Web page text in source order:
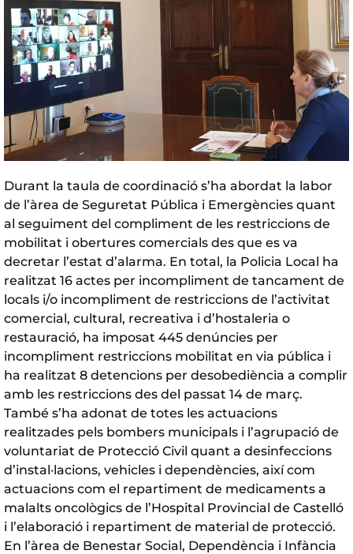
Durant la taula de coordinació s’ha abordat la labor
de l’àrea de Seguretat Pública i Emergències quant
al seguiment del compliment de les restriccions de
mobilitat i obertures comercials des que es va
decretar l’estat d’alarma. En total, la Policia Local ha
realitzat 16 actes per incompliment de tancament de
locals i/o incompliment de restriccions de l’activitat
comercial, cultural, recreativa i d’hostaleria o
restauració, ha imposat 445 denúncies per
incompliment restriccions mobilitat en via pública i
ha realitzat 8 detencions per desobediència a complir
amb les restriccions des del passat 14 de març.
També s’ha adonat de totes les actuacions
realitzades pels bombers municipals i l’agrupació de
voluntariat de Protecció Civil quant a desinfeccions
d’instal·lacions, vehicles i dependències, així com
actuacions com el repartiment de medicaments a
malalts oncològics de l’Hospital Provincial de Castelló
i l’elaboració i repartiment de material de protecció.
En l’àrea de Benestar Social, Dependència i Infància